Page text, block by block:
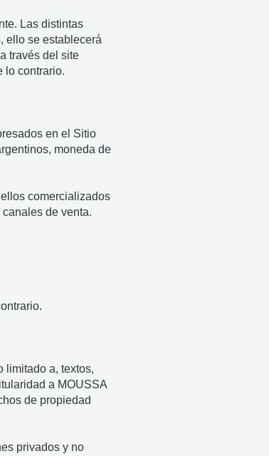
Las distintas
ello se establecerá
través del site
lo contrario.
en el Sitio
moneda de
comercializados
de venta.
limitado a, textos,
a MOUSSA
de propiedad
privados y no